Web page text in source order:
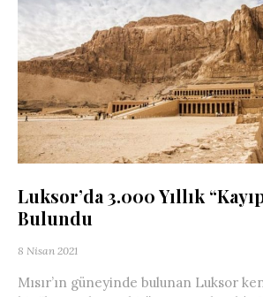
Luksor’da 3.000 Yıllık
Bulundu
8 Nisan 2021
Mısır’ın güneyinde bulunan Luksor